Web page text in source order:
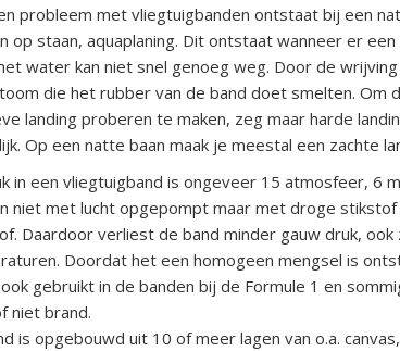
probleem met vliegtuigbanden ontstaat bij een
op staan, aquaplaning. Dit ontstaat wanneer er
water kan niet snel genoeg weg. Door de
die het rubber van de band doet smelten. Om
landing proberen te maken, zeg maar harde
Op een natte baan maak je meestal een zachte
in een vliegtuigband is ongeveer 15 atmosfeer, 6
niet met lucht opgepompt maar met droge
Daardoor verliest de band minder gauw druk,
Doordat het een homogeen mengsel is
gebruikt in de banden bij de Formule 1 en
niet brand.
is opgebouwd uit 10 of meer lagen van o.a.